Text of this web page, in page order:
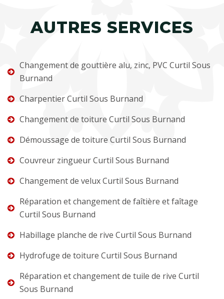
AUTRES SERVICES
Changement de gouttière alu, zinc, PVC Curtil Sous
Burnand
Charpentier Curtil Sous Burnand
Changement de toiture Curtil Sous Burnand
Démoussage de toiture Curtil Sous Burnand
Couvreur zingueur Curtil Sous Burnand
Changement de velux Curtil Sous Burnand
Réparation et changement de faîtière et faîtage
Curtil Sous Burnand
Habillage planche de rive Curtil Sous Burnand
Hydrofuge de toiture Curtil Sous Burnand
Réparation et changement de tuile de rive Curtil
Sous Burnand